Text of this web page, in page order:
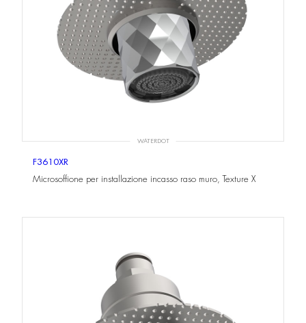
WATERDOT
F3610XR
Microsoffione per installazione incasso raso muro, Texture X